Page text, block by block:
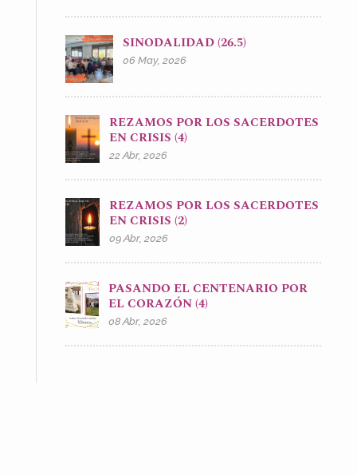
SINODALIDAD (26.5)
06 May, 2026
REZAMOS POR LOS SACERDOTES
EN CRISIS (4)
22 Abr, 2026
REZAMOS POR LOS SACERDOTES
EN CRISIS (2)
09 Abr, 2026
PASANDO EL CENTENARIO POR
EL CORAZÓN (4)
08 Abr, 2026